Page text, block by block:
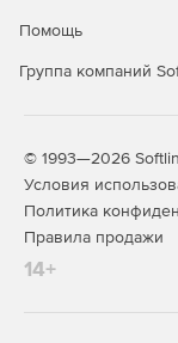
Помощь
Группа компаний
© 1993—2026
Условия
Политика
Правила продажи
14+